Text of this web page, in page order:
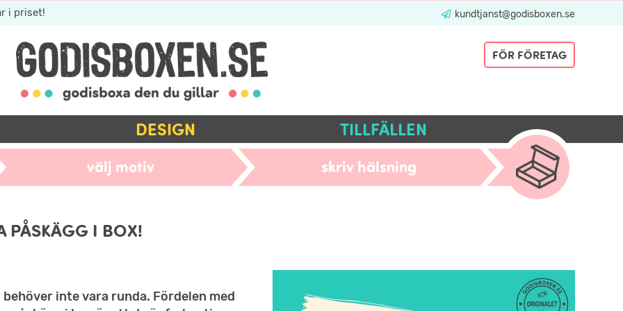
i priset! kundtjanst@godisboxen.se
FÖR FÖRETAG
DESIGN TILLFÄLLEN
välj motiv skriv hälsning
PÅSKÄGG I BOX!
behöver inte vara runda. Fördelen med